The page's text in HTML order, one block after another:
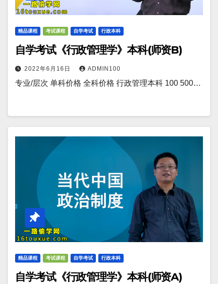
精品课程 考试课程 自学考试 行政本科
自学考试《行政管理学》本科(师资B)
2022年6月16日 ADMIN100
专业/层次 单科价格 全科价格 行政管理本科 100 500…
精品课程 考试课程 自学考试 行政本科
自学考试《行政管理学》本科(师资A)